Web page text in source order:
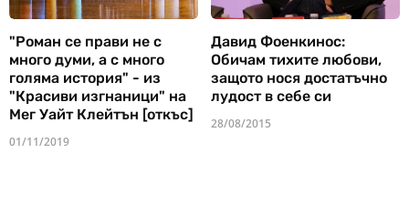
"Роман се прави не с
много думи, а с много
голяма история" - из
"Красиви изгнаници" на
Мег Уайт Клейтън [откъс]
01/11/2019
Давид Фоенкинос:
Обичам тихите любови,
защото нося достатъчно
лудост в себе си
28/08/2015